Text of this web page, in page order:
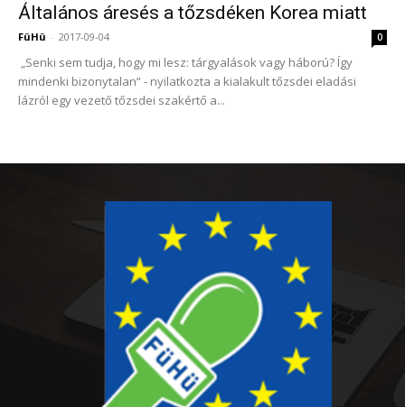
Általános áresés a tőzsdéken Korea miatt
FüHü - 2017-09-04 0
„Senki sem tudja, hogy mi lesz: tárgyalások vagy háború? Így
mindenki bizonytalan” - nyilatkozta a kialakult tőzsdei eladási
lázról egy vezető tőzsdei szakértő a...